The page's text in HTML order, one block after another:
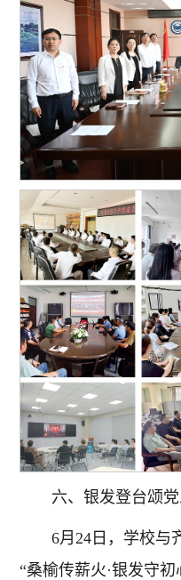
六、银发登台颂
6月24日，学校与
“桑榆传薪火·银发守